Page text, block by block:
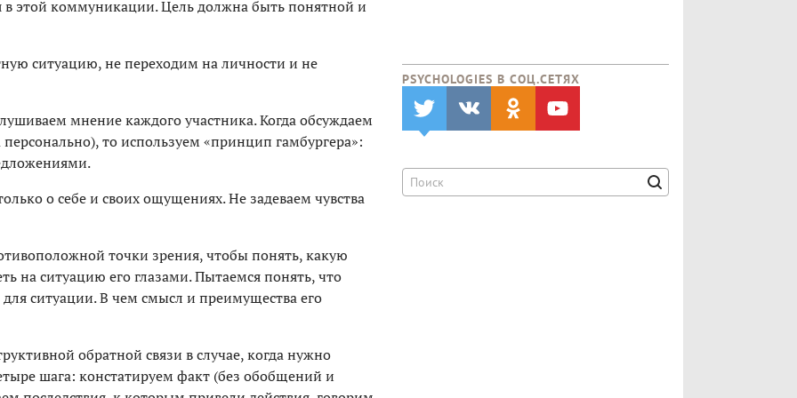
в этой коммуникации. Цель должна быть понятной и
ситуацию, не переходим на личности и не
мнение каждого участника. Когда обсуждаем
то используем «принцип гамбургера»:
о себе и своих ощущениях. Не задеваем чувства
точки зрения, чтобы понять, какую
на ситуацию его глазами. Пытаемся понять, что
ситуации. В чем смысл и преимущества его
обратной связи в случае, когда нужно
шага: констатируем факт (без обобщений и
PSYCHOLOGIES В CОЦ.СЕТЯХ